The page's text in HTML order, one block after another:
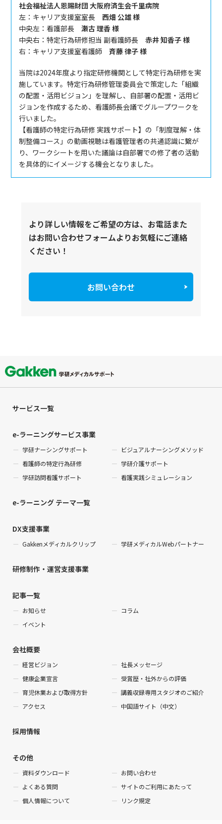
社会福祉法人恩賜財団 大阪府済生会千里病院
左：キャリア支援室室長西畑 公雄 様
中央左：看護部長瀬古 理香 様
中央右：特定行為研修担当 副看護師長赤井 知香子 様
右：キャリア支援室看護師斉藤 律子 様
当院は2024年度より指定研修機関として特定行為研修を実
施しています。特定行為研修管理委員会で策定した「組織
の配置・活用ビジョン」を理解し、自部署の配置・活用ビ
ジョンを作成するため、看護師長会議でグループワークを
行いました。
【看護師の特定行為研修 実践サポート】の「制度理解・体
制整備コース」の動画視聴は看護管理者の共通認識に繋が
り、ワークシートを用いた議論は自部署での修了者の活動
を具体的にイメージする機会となりました。
より詳しい情報をご希望の方は、お電話また
はお問い合わせフォームよりお気軽にご連絡
ください！
お問い合わせ
サービス一覧
e-ラーニングサービス事業
学研ナーシングサポート
ビジュアルナーシングメソッド
看護師の特定行為研修
学研介護サポート
学研訪問看護サポート
看護実践シミュレーション
e-ラーニング テーマ一覧
DX支援事業
Gakkenメディカルクリップ 学研メディカルWebパートナー
研修制作・運営支援事業
記事一覧
お知らせ
コラム
イベント
会社概要
経営ビジョン
社長メッセージ
健康企業宣言
受賞歴・社外からの評価
育児休業および取得方針
講義収録専用スタジオのご紹介
アクセス
中国語サイト（中文）
採用情報
その他
資料ダウンロード
お問い合わせ
よくある質問
サイトのご利用にあたって
個人情報について
リンク規定